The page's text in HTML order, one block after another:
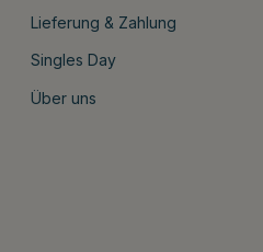
Lieferung & Zahlung
Singles Day
Über uns